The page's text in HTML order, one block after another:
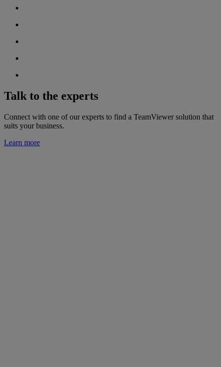
Talk to the experts
Connect with one of our experts to find a TeamViewer solution that
suits your business.
Learn more